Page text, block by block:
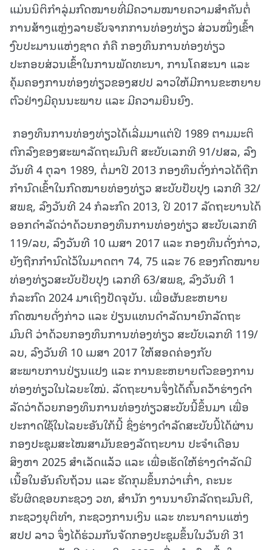
ແມ່ນນິຕິກຳລຸ່ມກົດໝາຍທີ່ມີຄວາມໝາຍຄວາມສຳຄັນຕໍ່
ການສ້າງແຫຼ່ງລາຍຮັບຈາກການທ່ອງທ່ຽວ ສ່ວນໜຶ່ງເຂົ້າ
ງົບປະມານແຫ່ງຊາດ ກໍຄື ກອງທຶນການທ່ອງທ່ຽວ
ປະກອບສ່ວນເຂົ້າໃນການພັດທະນາ, ການໂຄສະນາ ແລະ
ຄຸ້ມຄອງການທ່ອງທ່ຽວຂອງສປປ ລາວໃຫ້ມີການຂະຫຍາຍ
ຕົວຢ່າງມີຄຸນນະພາບ ແລະ ມີຄວາມຍືນຍົງ.
ກອງທຶນການທ່ອງທ່ຽວໄດ້ເລີ່ມມາແຕ່ປີ 1989 ຕາມມະຕິ
ຕົກລົງຂອງສະພາລັດຖະມົນຕີ ສະບັບເລກທີ 91/ປສລ, ລົງ
ວັນທີ 4 ຕຸລາ 1989, ຕໍ່ມາປີ 2013 ກອງທຶນດັ່ງກ່າວໄດ້ຖືກ
ກໍານົດເຂົ້າໃນກົດໝາຍທ່ອງທ່ຽວ ສະບັບປັບປຸງ ເລກທີ 32/
ສພຊ, ລົງວັນທີ 24 ກໍລະກົດ 2013, ປີ 2017 ລັດຖະບານໄດ້
ອອກດໍາລັດວ່າດ້ວຍກອງທຶນການທ່ອງທ່ຽວ ສະບັບເລກທີ
119/ລບ, ລົງວັນທີ 10 ເມສາ 2017 ແລະ ກອງທຶນດັ່ງກ່າວ,
ຍັງຖືກກໍານົດໄວ້ໃນມາດຕາ 74, 75 ແລະ 76 ຂອງກົດໝາຍ
ທ່ອງທ່ຽວສະບັບປັບປຸງ ເລກທີ 63/ສພຊ, ລົງວັນທີ 1
ກໍລະກົດ 2024 ມາເຖິງປັດຈຸບັນ. ເພື່ອຜັນຂະຫຍາຍ
ກົດໝາຍດັ່ງກ່າວ ແລະ ປ່ຽນແທນດໍາລັດນາຍົກລັດຖະ
ມົນຕີ ວ່າດ້ວຍກອງທຶນການທ່ອງທ່ຽວ ສະບັບເລກທີ 119/
ລບ, ລົງວັນທີ 10 ເມສາ 2017 ໃຫ້ສອດຄ່ອງກັບ
ສະພາບການປ່ຽນແປງ ແລະ ການຂະຫຍາຍຕົວຂອງການ
ທ່ອງທ່ຽວໃນໄລຍະໃໝ່. ລັດຖະບານຈຶ່ງໄດ້ຄົ້ນຄວ້າຮ່າງດໍາ
ລັດວ່າດ້ວຍກອງທຶນການທ່ອງທ່ຽວສະບັບນີ້ຂຶ້ນມາ ເພື່ອ
ປະກາດໃຊ້ໃນໄລຍະອັນໃກ້ນີ້ ຊຶ່ງຮ່າງດໍາລັດສະບັບນີ້ໄດ້ຜ່ານ
ກອງປະຊຸມສະໄໝສາມັນຂອງລັດຖະບານ ປະຈໍາເດືອນ
ສິງຫາ 2025 ສໍາເລັດແລ້ວ ແລະ ເພື່ອເຮັດໃຫ້ຮ່າງດໍາລັດມີ
ເນື້ອໃນອັນຄົບຖ້ວນ ແລະ ຮັດກຸມຂຶ້ນກວ່າເກົ່າ, ຄະນະ
ຮັບຜິດຊອບກະຊວງ ວທ, ສຳນັກ ງານນາຍົກລັດຖະມົນຕີ,
ກະຊວງຍຸຕິທຳ, ກະຊວງການເງິນ ແລະ ທະນາຄານແຫ່ງ
ສປປ ລາວ ຈຶ່ງໄດ້ຮ່ວມກັນຈັດກອງປະຊຸມຂຶ້ນໃນວັນທີ 31